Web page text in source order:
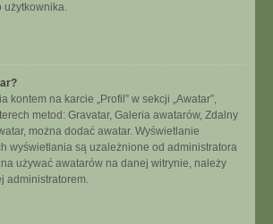
użytkownika.
kontem na karcie „Profil” w sekcji „Awatar”,
metod: Gravatar, Galeria awatarów, Zdalny
można dodać awatar. Wyświetlanie
wyświetlania są uzależnione od administratora
używać awatarów na danej witrynie, należy
administratorem.